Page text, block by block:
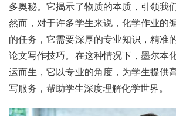
多奥秘。它揭示了物质的本质，引领我
然而，对于许多学生来说，化学作业的
的任务，它需要深厚的专业知识，精准
论文写作技巧。在这种情况下，墨尔本
运而生，它以专业的角度，为学生提供
写服务，帮助学生深度理解化学世界。